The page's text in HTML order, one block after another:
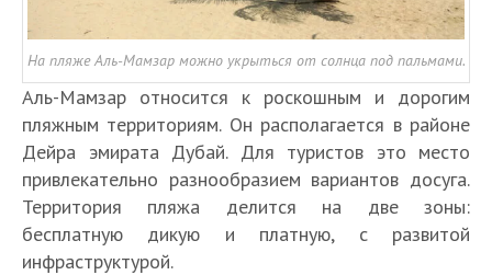
На пляже Аль-Мамзар можно укрыться от солнца под пальмами.
Аль-Мамзар относится к роскошным и дорогим
пляжным территориям. Он располагается в районе
Дейра эмирата Дубай. Для туристов это место
привлекательно разнообразием вариантов досуга.
Территория пляжа делится на две зоны:
бесплатную дикую и платную, с развитой
инфраструктурой.